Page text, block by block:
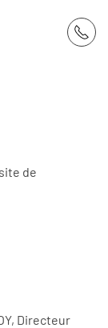
de
Directeur